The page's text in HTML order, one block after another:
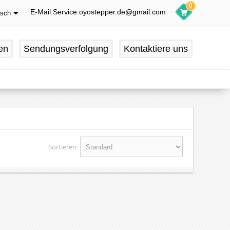
E-Mail:Service.oyostepper.de@gmail.com
0
Sendungsverfolgung Kontaktiere uns
Sortieren: